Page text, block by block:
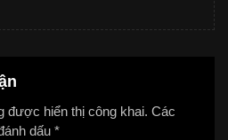
được hiển thị công khai. Các
dấu *